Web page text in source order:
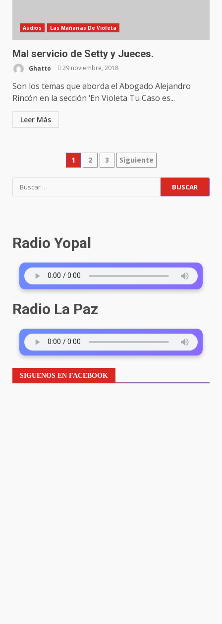
Audios Las Mañanas De Violeta
Mal servicio de Setty y Jueces.
Ghatto 29 noviembre, 2018
Son los temas que aborda el Abogado Alejandro
Rincón en la sección ‘En Violeta Tu Caso es...
Leer Más
1 2 3 Siguiente
Radio Yopal
Radio La Paz
SIGUENOS EN FACEBOOK